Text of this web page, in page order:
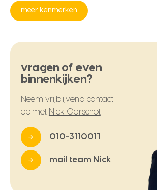
meer kenmerken
vragen of even
binnenkijken?
Neem vrijblijvend contact
op met Nick Oorschot
010-3110011
mail team Nick